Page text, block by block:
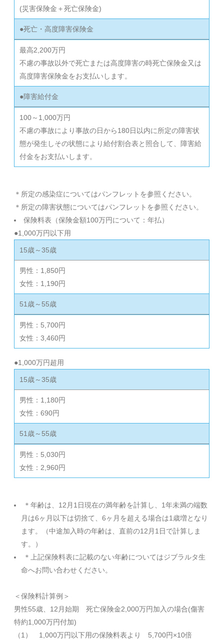
(災害保険金＋死亡保険金)
●死亡・高度障害保険金
最高2,200万円
不慮の事故以外で死亡または高度障害の時死亡保険金又は
高度障害保険金をお支払いします。
●障害給付金
100～1,000万円
不慮の事故により事故の日から180日以内に所定の障害状
態が発生しその状態により給付割合表と照合して、障害給
付金をお支払いします。
＊所定の感染症についてはパンフレットを参照ください。
＊所定の障害状態についてはパンフレットを参照ください。
保険料表（保険金額100万円について：年払）
●1,000万円以下用
15歳～35歳
男性：1,850円
女性：1,190円
51歳～55歳
男性：5,700円
女性：3,460円
●1,000万円超用
15歳～35歳
男性：1,180円
女性：690円
51歳～55歳
男性：5,030円
女性：2,960円
＊年齢は、12月1日現在の満年齢を計算し、1年未満の端数
月は6ヶ月以下は切捨て、6ヶ月を超える場合は1歳増となり
ます。（中途加入時の年齢は、直前の12月1日で計算しま
す。）
＊上記保険料表に記載のない年齢についてはジブラルタ生
命へお問い合わせください。
＜保険料計算例＞
男性55歳、12月始期 死亡保険金2,000万円加入の場合(傷害
特約1,000万円付加)
（1） 1,000万円以下用の保険料表より 5,700円×10倍